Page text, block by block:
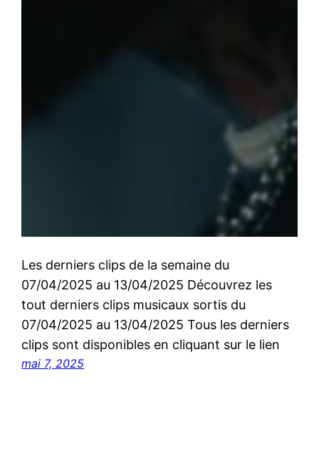
Les derniers clips de la semaine du
07/04/2025 au 13/04/2025 Découvrez les
tout derniers clips musicaux sortis du
07/04/2025 au 13/04/2025 Tous les derniers
clips sont disponibles en cliquant sur le lien
mai 7, 2025